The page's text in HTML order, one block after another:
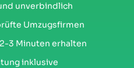
unverbindlich
Umzugsfirmen
3 Minuten erhalten
inklusive